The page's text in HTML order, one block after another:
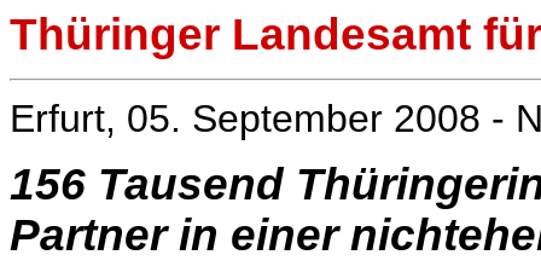
Thüringer Landesamt
Erfurt, 05. September 2008 -
156 Tausend
Partner in einer